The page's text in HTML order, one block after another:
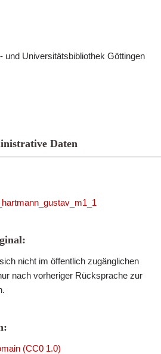
und Universitätsbibliothek Göttingen
Daten
nicht im öffentlich zugänglichen
nach vorheriger Rücksprache zur
(CC0 1.0)